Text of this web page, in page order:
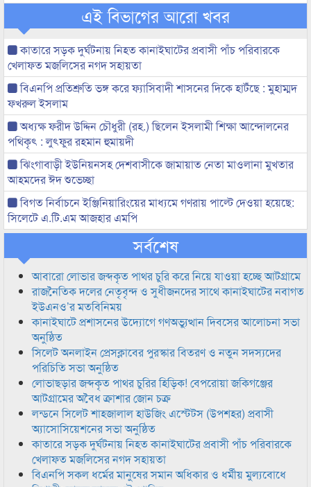
এই বিভাগের আরো খবর
কাতারে সড়ক দুর্ঘটনায় নিহত কানাইঘাটের প্রবাসী পাঁচ পরিবারকে
খেলাফত মজলিসের নগদ সহায়তা
বিএনপি প্রতিশ্রুতি ভঙ্গ করে ফ্যাসিবাদী শাসনের দিকে হাটঁছে : মুহাম্মদ
ফখরুল ইসলাম
অধ্যক্ষ ফরীদ উদ্দিন চৌধুরী (রহ.) ছিলেন ইসলামী শিক্ষা আন্দোলনের
পথিকৃৎ : লুৎফুর রহমান হুমায়দী
ঝিংগাবাড়ী ইউনিয়নসহ দেশবাসীকে জামায়াত নেতা মাওলানা মুখতার
আহমদের ঈদ শুভেচ্ছা
বিগত নির্বাচনে ইঞ্জিনিয়ারিংয়ের মাধ্যমে গণরায় পাল্টে দেওয়া হয়েছে:
সিলেটে এ.টি.এম আজহার এমপি
সর্বশেষ
আবারো লোভার জব্দকৃত পাথর চুরি করে নিয়ে যাওয়া হচ্ছে আটগ্রামে
রাজনৈতিক দলের নেতৃবৃন্দ ও সুধীজনদের সাথে কানাইঘাটের নবাগত
ইউএনও’র মতবিনিময়
কানাইঘাটে প্রশাসনের উদ্যোগে গণঅভ্যুত্থান দিবসের আলোচনা সভা
অনুষ্ঠিত
সিলেট অনলাইন প্রেসক্লাবের পুরস্কার বিতরণ ও নতুন সদস্যদের
পরিচিতি সভা অনুষ্ঠিত
লোভাছড়ার জব্দকৃত পাথর চুরির হিড়িক! বেপরোয়া জকিগঞ্জের
আটগ্রামের অবৈধ ক্রাশার জোন চক্র
লন্ডনে সিলেট শাহজালাল হাউজিং এস্টেটস (উপশহর) প্রবাসী
অ্যাসোসিয়েশনের সভা অনুষ্ঠিত
কাতারে সড়ক দুর্ঘটনায় নিহত কানাইঘাটের প্রবাসী পাঁচ পরিবারকে
খেলাফত মজলিসের নগদ সহায়তা
বিএনপি সকল ধর্মের মানুষের সমান অধিকার ও ধর্মীয় মুল্যবোধে